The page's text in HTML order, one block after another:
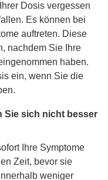
Dosis vergessen
Es können bei
auftreten. Diese
nachdem Sie Ihre
haben.
ein, wenn Sie die
Sie sich nicht besser
Ihre Symptome
Zeit, bevor sie
weniger